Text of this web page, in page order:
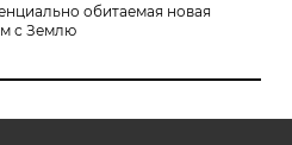
обитаемая новая
с Землю